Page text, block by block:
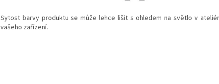
Sytost barvy produktu se může lehce lišit s ohledem na světlo v
vašeho zařízení.